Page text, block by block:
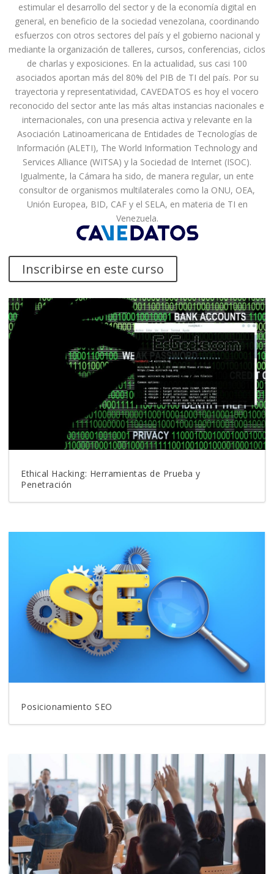
estimular el desarrollo del sector y de la economía digital en
general, en beneficio de la sociedad venezolana, coordinando
esfuerzos con otros sectores del país y el gobierno nacional y
mediante la organización de talleres, cursos, conferencias, ciclos
de charlas y exposiciones. En la actualidad, sus casi 100
asociados aportan más del 80% del PIB de TI del país. Por su
trayectoria y representatividad, CAVEDATOS es hoy el vocero
reconocido del sector ante las más altas instancias nacionales e
internacionales, con una presencia activa y relevante en la
Asociación Latinoamericana de Entidades de Tecnologías de
Información (ALETI), The World Information Technology and
Services Alliance (WITSA) y la Sociedad de Internet (ISOC).
Igualmente, la Cámara ha sido, de manera regular, un ente
consultor de organismos multilaterales como la ONU, OEA,
Unión Europea, BID, CAF y el SELA, en materia de TI en
Venezuela.
Inscribirse en este curso
Ethical Hacking: Herramientas de Prueba y
Penetración
Posicionamiento SEO